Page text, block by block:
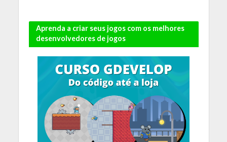
Aprenda a criar seus jogos com os melhores
desenvolvedores de jogos